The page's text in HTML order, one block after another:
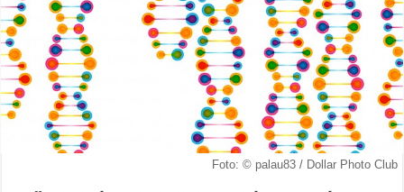
Foto: © palau83 / Dollar Photo Club